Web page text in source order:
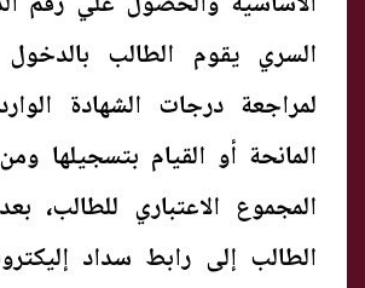
السري يقوم الطالب
لمراجعة درجات الشهادة
المانحة أو القيام بتسجيلها
المجموع الاعتباري للطالب،
الطالب إلى رابط سداد